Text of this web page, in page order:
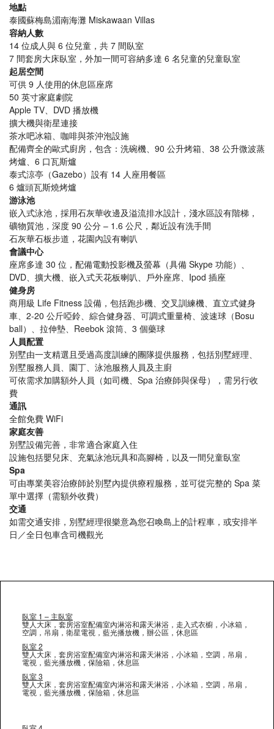
地點
泰國蘇梅島湄南海灘 Miskawaan Villas
容納人數
14 位成人與 6 位兒童，共 7 間臥室
7 間套房大床臥室，外加一間可容納多達 6 名兒童的兒童臥室
起居空間
可供 9 人使用的休息區座席
50 英寸家庭劇院
Apple TV、DVD 播放機
擴大機與衛星連接
茶水吧冰箱、咖啡與茶沖泡設施
配備齊全的歐式廚房，包含：洗碗機、90 公升烤箱、38 公升微波蒸
烤爐、6 口瓦斯爐
泰式涼亭（Gazebo）設有 14 人座用餐區
6 爐頭瓦斯燒烤爐
游泳池
嵌入式泳池，採用石灰華收邊及溢流排水設計，淺水區設有階梯，
礦物質池，深度 90 公分 – 1.6 公尺，鄰近設有洗手間
石灰華石板步道，花園內設有喇叭
會議中心
座席多達 30 位，配備電動投影機及螢幕（具備 Skype 功能）、
DVD、擴大機、嵌入式天花板喇叭、戶外座席、Ipod 插座
健身房
商用級 Life Fitness 設備，包括跑步機、交叉訓練機、直立式健身
車、2-20 公斤啞鈴、綜合健身器、可調式重量椅、波速球（Bosu
ball）、拉伸墊、Reebok 滾筒、3 個藥球
人員配置
別墅由一支精選且受過高度訓練的團隊提供服務，包括別墅經理、
別墅服務人員、園丁、泳池服務人員及主廚
可依需求加購額外人員（如司機、Spa 治療師與保母），需另行收
費
通訊
全館免費 WiFi
家庭友善
別墅設備完善，非常適合家庭入住
設施包括嬰兒床、充氣泳池玩具和高腳椅，以及一間兒童臥室
Spa
可由專業美容治療師於別墅內提供療程服務，並可從完整的 Spa 菜
單中選擇（需額外收費）
交通
如需交通安排，別墅經理很樂意為您召喚島上的計程車，或安排半
日／全日包車含司機觀光
臥室 1 – 主臥室
雙人大床，套房浴室配備室內淋浴和露天淋浴，走入式衣櫥，小冰箱，
空調，吊扇，衛星電視，藍光播放機，辦公區，休息區
臥室 2
雙人大床，套房浴室配備室內淋浴和露天淋浴，小冰箱，空調，吊扇，
電視，藍光播放機，保險箱，休息區
臥室 3
雙人大床，套房浴室配備室內淋浴和露天淋浴，小冰箱，空調，吊扇，
電視，藍光播放機，保險箱，休息區